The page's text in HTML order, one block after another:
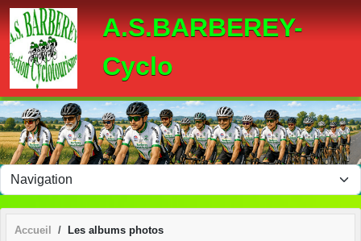
A.S.BARBEREY-
Cyclo
Accueil Les albums photos
Panneau de gestion des cookies